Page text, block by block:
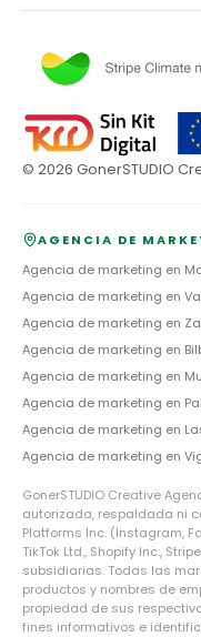
© 2026 GonerSTUDIO
AGENCIA DE
Agencia de marketing en
Agencia de marketing en
Agencia de marketing en
Agencia de marketing en
Agencia de marketing en
Agencia de marketing en
Agencia de marketing en
Agencia de marketing en
GonerSTUDIO Creative
autorizada, respaldada ni
Platforms Inc. (Instagram,
TikTok Ltd., Shopify Inc.,
subsidiarias. Todas las
productos y nombres de
propiedad de sus
fines informativos e